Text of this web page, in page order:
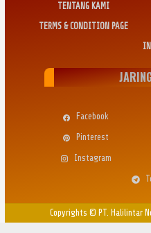
TENTANG KAMI
TERMS & CONDITION PAGE
Facebook
Pinterest
Instagram
Copyrights © PT. Halilintar